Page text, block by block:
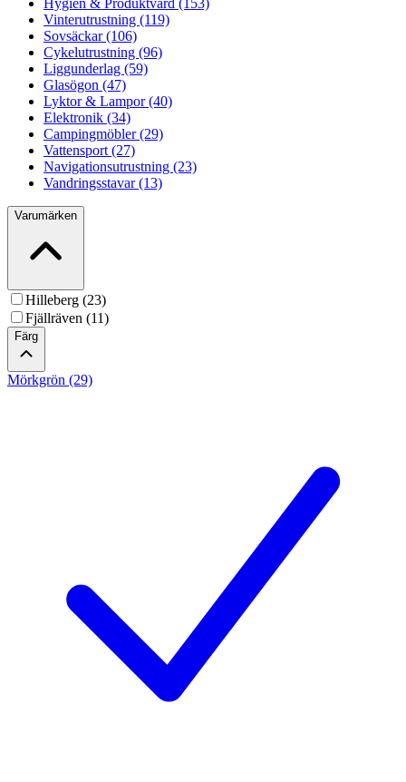
Hygien & Produktvård (153)
Vinterutrustning (119)
Sovsäckar (106)
Cykelutrustning (96)
Liggunderlag (59)
Glasögon (47)
Lyktor & Lampor (40)
Elektronik (34)
Campingmöbler (29)
Vattensport (27)
Navigationsutrustning (23)
Vandringsstavar (13)
Varumärken
Hilleberg (23)
Fjällräven (11)
Färg
Mörkgrön (29)